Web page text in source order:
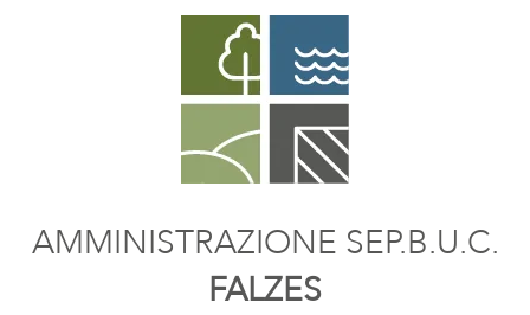
AMMINISTRAZIONE SEP.B.U.C.
FALZES